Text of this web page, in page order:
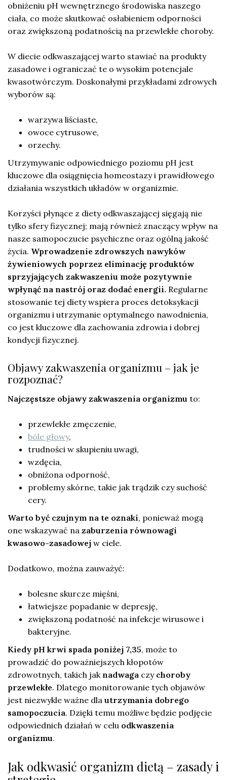
obniżeniu pH wewnętrznego środowiska naszego
ciała, co może skutkować osłabieniem odporności
oraz zwiększoną podatnością na przewlekłe choroby.
W diecie odkwaszającej warto stawiać na produkty
zasadowe i ograniczać te o wysokim potencjale
kwasotwórczym. Doskonałymi przykładami zdrowych
wyborów są:
warzywa liściaste,
owoce cytrusowe,
orzechy.
Utrzymywanie odpowiedniego poziomu pH jest
kluczowe dla osiągnięcia homeostazy i prawidłowego
działania wszystkich układów w organizmie.
Korzyści płynące z diety odkwaszającej sięgają nie
tylko sfery fizycznej; mają również znaczący wpływ na
nasze samopoczucie psychiczne oraz ogólną jakość
życia. Wprowadzenie zdrowszych nawyków
żywieniowych poprzez eliminację produktów
sprzyjających zakwaszeniu może pozytywnie
wpłynąć na nastrój oraz dodać energii. Regularne
stosowanie tej diety wspiera proces detoksykacji
organizmu i utrzymanie optymalnego nawodnienia,
co jest kluczowe dla zachowania zdrowia i dobrej
kondycji fizycznej.
Objawy zakwaszenia organizmu – jak je
rozpoznać?
Najczęstsze objawy zakwaszenia organizmu to:
przewlekłe zmęczenie,
bóle głowy,
trudności w skupieniu uwagi,
wzdęcia,
obniżona odporność,
problemy skórne, takie jak trądzik czy suchość
cery.
Warto być czujnym na te oznaki, ponieważ mogą
one wskazywać na zaburzenia równowagi
kwasowo-zasadowej w ciele.
Dodatkowo, można zauważyć:
bolesne skurcze mięśni,
łatwiejsze popadanie w depresję,
zwiększoną podatność na infekcje wirusowe i
bakteryjne.
Kiedy pH krwi spada poniżej 7,35, może to
prowadzić do poważniejszych kłopotów
zdrowotnych, takich jak nadwaga czy choroby
przewlekłe. Dlatego monitorowanie tych objawów
jest niezwykle ważne dla utrzymania dobrego
samopoczucia. Dzięki temu możliwe będzie podjęcie
odpowiednich działań w celu odkwaszenia
organizmu.
Jak odkwasić organizm dietą – zasady i